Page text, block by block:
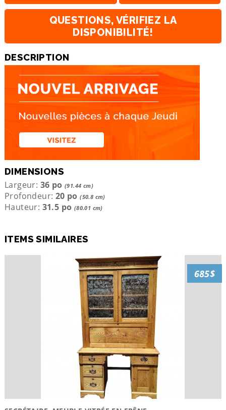
QUESTIONS, VÉRIFIEZ LA
DISPONIBILITÉ!
DESCRIPTION
DIMENSIONS
Largeur: 36 po (91.44 cm)
Profondeur: 20 po(50.8 cm)
Hauteur: 31.5 po (80.01 cm)
ITEMS SIMILAIRES
685$